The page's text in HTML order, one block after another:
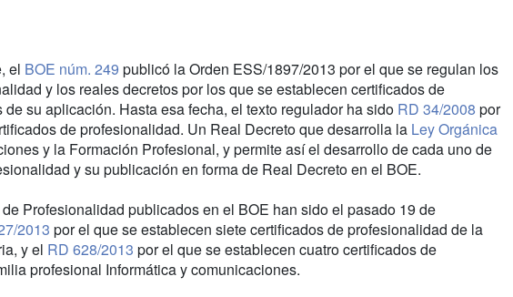
el BOE núm. 249 publicó la Orden ESS/1897/2013 por el que se regulan los
y los reales decretos por los que se establecen certificados de
su aplicación. Hasta esa fecha, el texto regulador ha sido RD 34/2008 por
de profesionalidad. Un Real Decreto que desarrolla la Ley Orgánica
y la Formación Profesional, y permite así el desarrollo de cada uno de
y su publicación en forma de Real Decreto en el BOE.
Profesionalidad publicados en el BOE han sido el pasado 19 de
2013 por el que se establecen siete certificados de profesionalidad de la
y el RD 628/2013 por el que se establecen cuatro certificados de
profesional Informática y comunicaciones.